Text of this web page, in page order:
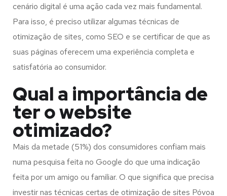
cenário digital é uma ação cada vez mais fundamental.
Para isso, é preciso utilizar algumas técnicas de
otimização de sites, como SEO e se certificar de que as
suas páginas oferecem uma experiência completa e
satisfatória ao consumidor.
Qual a importância de
ter o website
otimizado?
Mais da metade (51%) dos consumidores confiam mais
numa pesquisa feita no Google do que uma indicação
feita por um amigo ou familiar. O que significa que precisa
investir nas técnicas certas de otimização de sites Póvoa